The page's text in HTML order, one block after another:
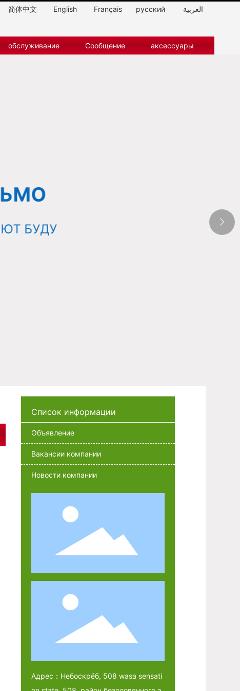
简体中文 English Français pусский العربية
обслуживание Сообщение аксессуары
БУДУ
Список информации
Объявление
Вакансии компании
Новости компании
Адрес：Небоскрёб, 508 wasa sensati